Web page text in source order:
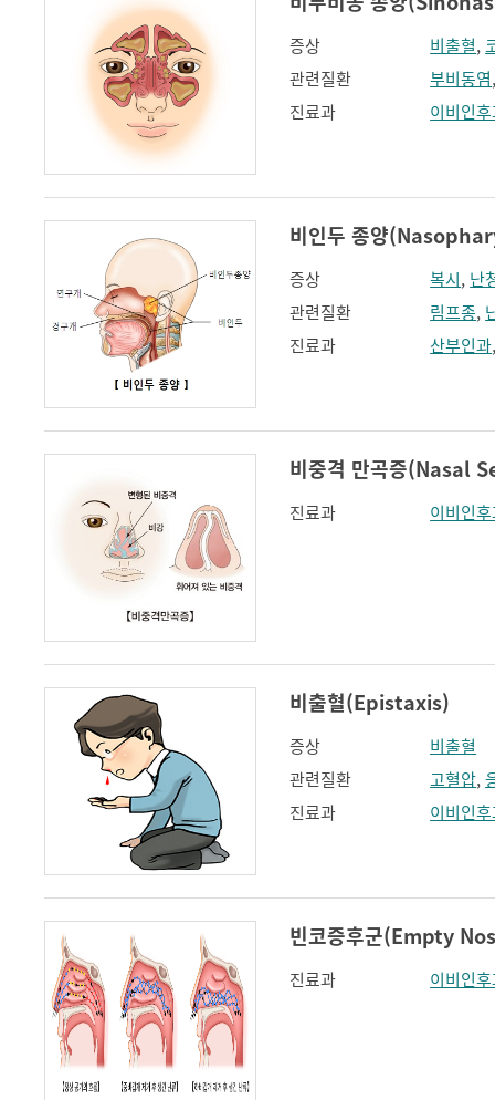
증상 비출혈,
관련질환
부비동염
진료과
이비인
비인두 종양
증상 복시, 난
관련질환
림프종,
진료과
산부인과
비중격 만곡증(Nasal
진료과 이비인
비출혈(Epistaxis)
증상
비출혈
관련질환
고혈압,
진료과
이비인
빈코증후군(Empty
진료과 이비인